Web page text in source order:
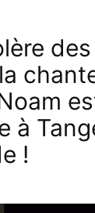
des
à
!